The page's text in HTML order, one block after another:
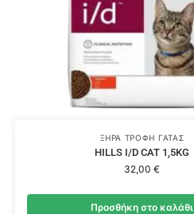
ΞΗΡΆ ΤΡΟΦΉ ΓΆΤΑΣ
HILLS I/D CAT 1,5KG
32,00€
Προσθήκη στο καλάθι